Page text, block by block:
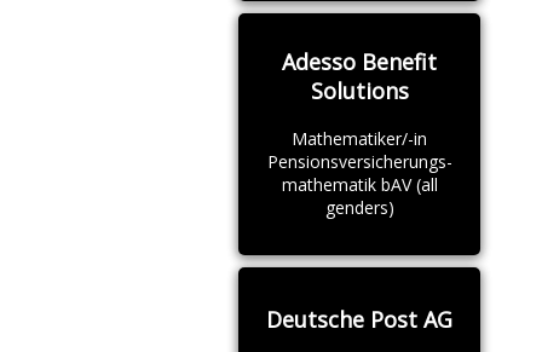
Adesso Benefit
Solutions
Mathematiker/-in
Pensionsversicherungs-
mathematik bAV (all
genders)
Deutsche Post AG